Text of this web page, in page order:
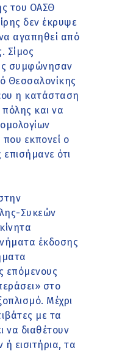
του ΟΑΣΘ
δεν έκρυψε
να αγαπηθεί από
Σίμος
συμφώνησαν
Θεσσαλονίκης
η κατάσταση
και να
εκπονεί ο
ότι
Συκεών
έκδοσης
επόμενους
στο
Μέχρι
με τα
να διαθέτουν
εισιτήρια, τα